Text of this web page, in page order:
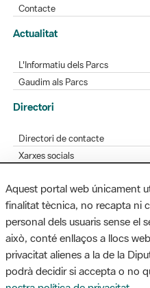
Contacte
Actualitat
L'Informatiu dels Parcs
Gaudim als Parcs
Directori
Directori de contacte
Xarxes socials
Bústia de suggeriments
Opineu sobre els parcs
MAPA WEB AVÍS LEGAL ACCESSIBILITAT
Aquest portal web únicament
finalitat tècnica, no recapta ni
personal dels usuaris sense el
això, conté enllaços a llocs
privacitat alienes a la de la
podrà decidir si accepta o no